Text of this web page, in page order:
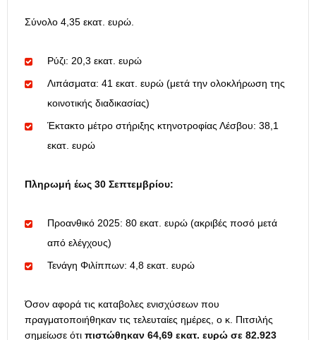
Σύνολο 4,35 εκατ. ευρώ.
Ρύζι: 20,3 εκατ. ευρώ
Λιπάσματα: 41 εκατ. ευρώ (μετά την ολοκλήρωση της
κοινοτικής διαδικασίας)
Έκτακτο μέτρο στήριξης κτηνοτροφίας Λέσβου: 38,1
εκατ. ευρώ
Πληρωμή έως 30 Σεπτεμβρίου:
Προανθικό 2025: 80 εκατ. ευρώ (ακριβές ποσό μετά
από ελέγχους)
Τενάγη Φιλίππων: 4,8 εκατ. ευρώ
Όσον αφορά τις καταβολες ενισχύσεων που
πραγματοποιήθηκαν τις τελευταίες ημέρες, ο κ. Πιτσιλής
σημείωσε ότι πιστώθηκαν 64,69 εκατ. ευρώ σε 82.923